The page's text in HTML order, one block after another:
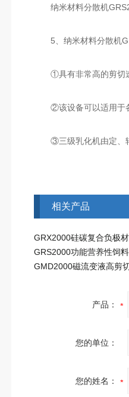
纳米材料分散机
5、纳米材料分散机
①具有非常高的剪切速
②该设备可以适用于各
③三级乳化机由定、转
相关产品
产品：
您的单位：
您的姓名：